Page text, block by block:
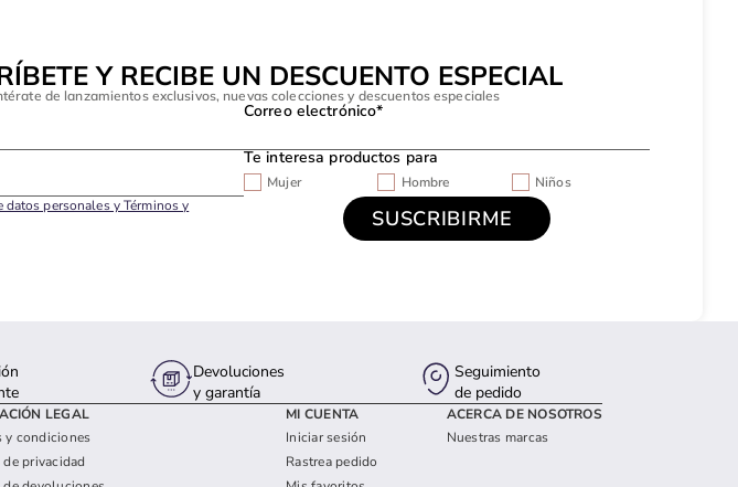
Y RECIBE UN DESCUENTO ESPECIAL
de lanzamientos exclusivos, nuevas colecciones y descuentos especiales
Correo electrónico*
Te interesa productos para
Mujer Hombre
Niños
personales y Términos y
Devoluciones
y garantía
Seguimiento
de pedido
LEGAL
y condiciones
privacidad
MI CUENTA
Iniciar sesión
Rastrea pedido
ACERCA DE NOSOTROS
Nuestras marcas